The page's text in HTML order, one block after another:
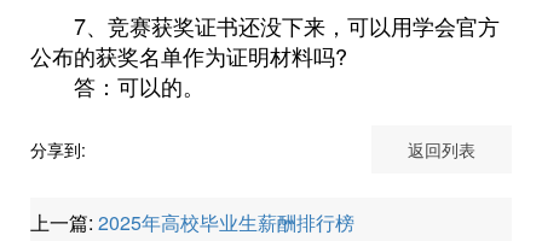
7、竞赛获奖证书还没下来，可以用学会官方
公布的获奖名单作为证明材料吗?
答：可以的。
分享到: 返回列表
上一篇: 2025年高校毕业生薪酬排行榜